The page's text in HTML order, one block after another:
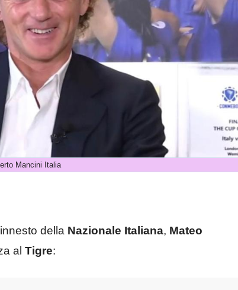
Mancini Italia
della Nazionale Italiana, Mateo
al Tigre: